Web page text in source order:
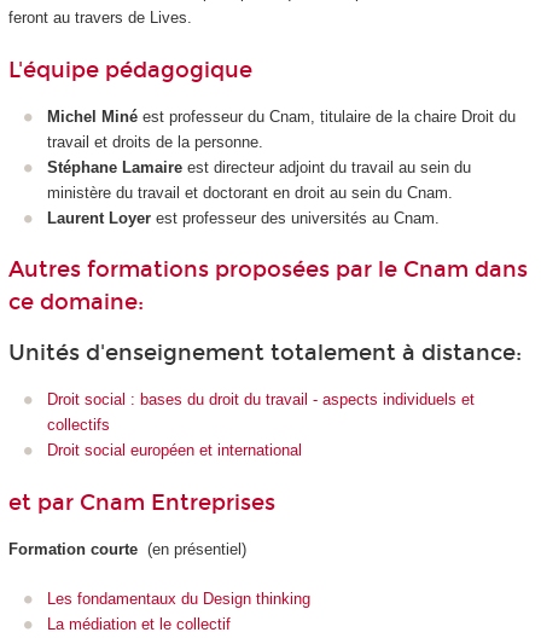
feront au travers de Lives.
L'équipe pédagogique
Michel Miné est professeur du Cnam, titulaire de la chaire Droit du
travail et droits de la personne.
Stéphane Lamaire est directeur adjoint du travail au sein du
ministère du travail et doctorant en droit au sein du Cnam.
Laurent Loyer est professeur des universités au Cnam.
Autres formations proposées par le Cnam dans
ce domaine:
Unités d'enseignement totalement à distance:
Droit social : bases du droit du travail - aspects individuels et
collectifs
Droit social européen et international
et par Cnam Entreprises
Formation courte (en présentiel)
Les fondamentaux du Design thinking
La médiation et le collectif